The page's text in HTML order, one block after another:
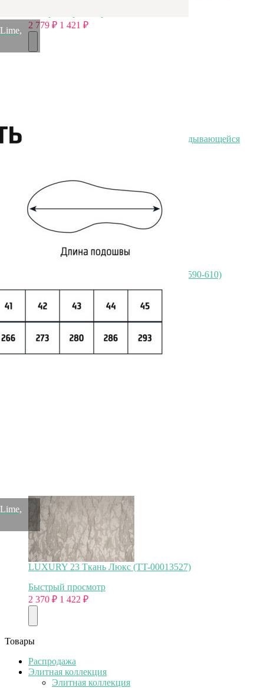
2 779 ₽ 1 421 ₽
Чайник agness со свистком, 3,0 л и складывающейся
Сахарница lefard "irises" 320 мл Lefard (590-610)
1 421
Скидка!
LUXURY 23 Ткань Люкс (TT-00013527)
Быстрый просмотр
2 370 ₽ 1 422 ₽
Товары
Распродажа
Элитная коллекция
Элитная коллекция